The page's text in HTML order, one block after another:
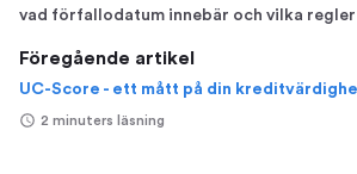
vad förfallodatum innebär och vilka
Föregående artikel
UC-Score - ett mått på din
2 minuters läsning